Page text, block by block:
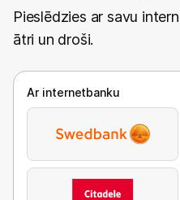
Pieslēdzies ar savu
ātri un droši.
Ar internetbanku